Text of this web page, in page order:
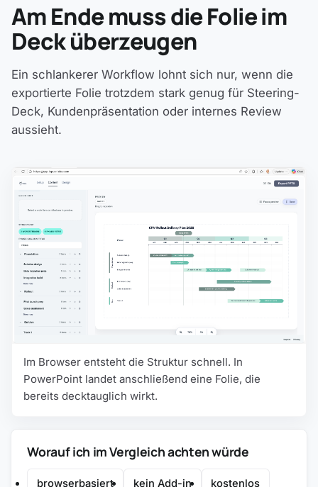
Am Ende muss die Folie im
Deck überzeugen
Ein schlankerer Workflow lohnt sich nur, wenn die
exportierte Folie trotzdem stark genug für Steering-
Deck, Kundenpräsentation oder internes Review
aussieht.
Im Browser entsteht die Struktur schnell. In
PowerPoint landet anschließend eine Folie, die
bereits decktauglich wirkt.
Worauf ich im Vergleich achten würde
browserbasiert kein Add-in kostenlos